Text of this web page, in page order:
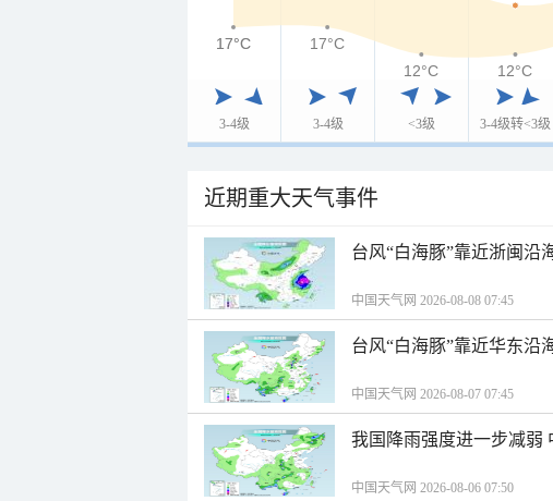
3-4级 3-4级 <3级 3-4级转<3级
17°C
17°C
17°C
12°C
12°C
近期重大天气事件
台风“白海豚”靠近浙闽沿
中国天气网 2026-08-08 07:45
台风“白海豚”靠近华东沿
中国天气网 2026-08-07 07:45
我国降雨强度进一步减弱
中国天气网 2026-08-06 07:50